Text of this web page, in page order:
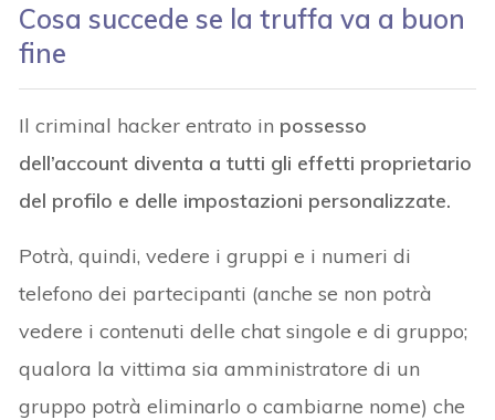
Cosa succede se la truffa va a buon
fine
Il criminal hacker entrato in possesso
dell’account diventa a tutti gli effetti proprietario
del profilo e delle impostazioni personalizzate.
Potrà, quindi, vedere i gruppi e i numeri di
telefono dei partecipanti (anche se non potrà
vedere i contenuti delle chat singole e di gruppo;
qualora la vittima sia amministratore di un
gruppo potrà eliminarlo o cambiarne nome) che